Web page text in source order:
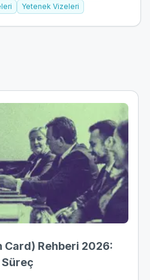
Yetenek Vizeleri
Card) Rehberi 2026:
Süreç